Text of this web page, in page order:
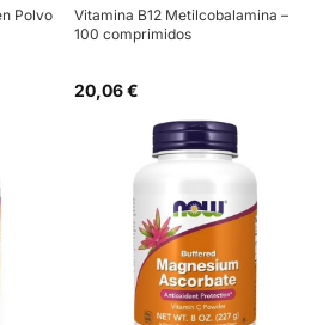
Polvo
Vitamina B12 Metilcobalamina –
100 comprimidos
20,06 €